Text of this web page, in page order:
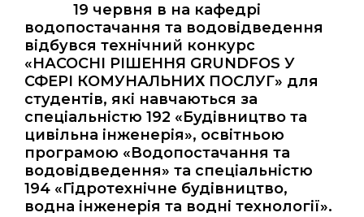
19 червня в на кафедрі
водопостачання та водовідведення
відбувся технічний конкурс
«НАСОСНІ РІШЕННЯ GRUNDFOS У
СФЕРІ КОМУНАЛЬНИХ ПОСЛУГ» для
студентів, які навчаються за
спеціальністю 192 «Будівництво та
цивільна інженерія», освітньою
програмою «Водопостачання та
водовідведення» та спеціальністю
194 «Гідротехнічне будівництво,
водна інженерія та водні технології».